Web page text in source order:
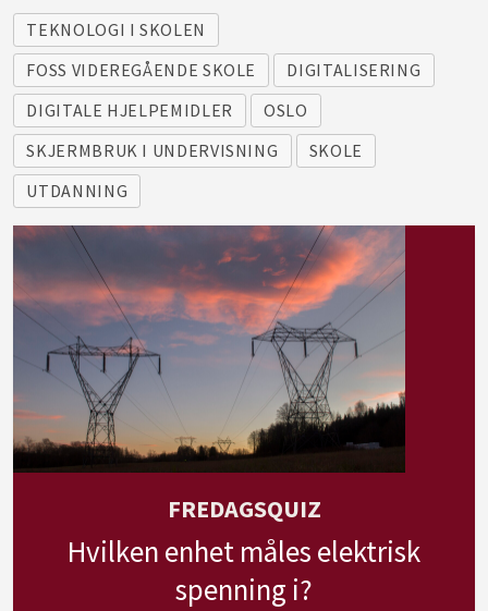
TEKNOLOGI I SKOLEN
FOSS VIDEREGÅENDE SKOLE
DIGITALISERING
DIGITALE HJELPEMIDLER
OSLO
SKJERMBRUK I UNDERVISNING
SKOLE
UTDANNING
FREDAGSQUIZ
Hvilken enhet måles elektrisk
spenning i?